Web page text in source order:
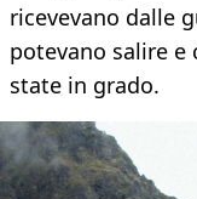
ricevevano dalle
potevano salire e
state in grado.